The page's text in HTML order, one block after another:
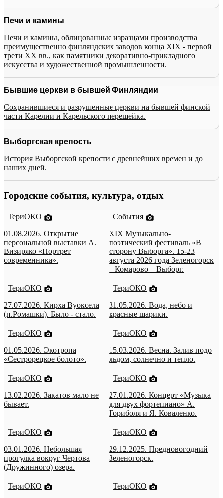
Печи и камины
Печи и камины, облицованные изразцами производства
преимущественно финляндских заводов конца XIX - первой
трети XX вв., как памятники декоративно-прикладного
искусства и художественной промышленности.
Бывшие церкви в бывшей Финляндии
Сохранившиеся и разрушенные церкви на бывшей финской
части Карелии и Карельского перешейка.
Выборгская крепость
История Выборгской крепости с древнейших времен и до
наших дней.
Городские события, культура, отдых
ТериОКО
01.08.2026. Открытие
персональной выставки А.
Визиряко «Портрет
современника».
События
XIX Музыкально-
поэтический фестиваль «В
сторону Выборга». 15-23
августа 2026 года Зеленогорск
– Комарово – Выборг.
ТериОКО
27.07.2026. Кирха Вуоксела
(п.Ромашки). Было - стало.
ТериОКО
31.05.2026. Вода, небо и
красные шарики.
ТериОКО
01.05.2026. Экотропа
«Сестрорецкое болото».
ТериОКО
15.03.2026. Весна. Залив подо
льдом, солнечно и тепло.
ТериОКО
13.02.2026. Закатов мало не
бывает.
ТериОКО
27.01.2026. Концерт «Музыка
для двух фортепиано» А.
Гориболя и Я. Коваленко.
ТериОКО
03.01.2026. Небольшая
прогулка вокруг Чертова
(Дружинного) озера.
ТериОКО
29.12.2025. Предновогодний
Зеленогорск.
ТериОКО
ТериОКО